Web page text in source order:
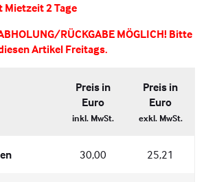
Mietzeit 2 Tage
RÜCKGABE MÖGLICH! Bitte
Artikel Freitags.
Preis in
Euro
inkl. MwSt.
Preis in
Euro
exkl. MwSt.
30,00 25,21